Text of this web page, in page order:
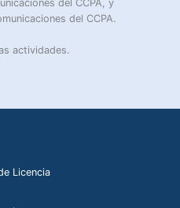
del CCPA, y
del CCPA.
actividades.
Licencia